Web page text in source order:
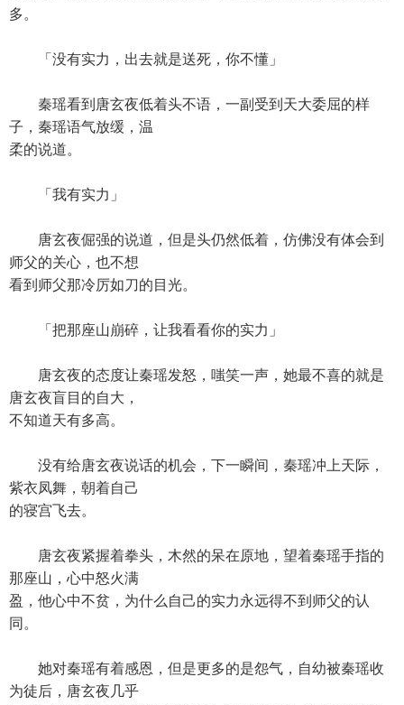
多。
「没有实力，出去就是送死，你不懂」
秦瑶看到唐玄夜低着头不语，一副受到天大委屈的样
子，秦瑶语气放缓，温
柔的说道。
「我有实力」
唐玄夜倔强的说道，但是头仍然低着，仿佛没有体会到
师父的关心，也不想
看到师父那冷厉如刀的目光。
「把那座山崩碎，让我看看你的实力」
唐玄夜的态度让秦瑶发怒，嗤笑一声，她最不喜的就是
唐玄夜盲目的自大，
不知道天有多高。
没有给唐玄夜说话的机会，下一瞬间，秦瑶冲上天际，
紫衣凤舞，朝着自己
的寝宫飞去。
唐玄夜紧握着拳头，木然的呆在原地，望着秦瑶手指的
那座山，心中怒火满
盈，他心中不贫，为什么自己的实力永远得不到师父的认
同。
她对秦瑶有着感恩，但是更多的是怨气，自幼被秦瑶收
为徒后，唐玄夜几乎